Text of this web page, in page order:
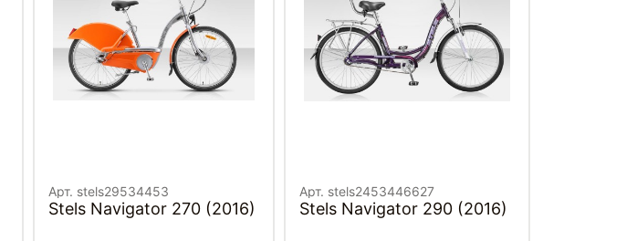
Арт. stels29534453
Stels Navigator 270 (2016)
Арт. stels2453446627
Stels Navigator 290 (2016)